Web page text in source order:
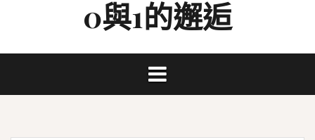
0與1的邂逅